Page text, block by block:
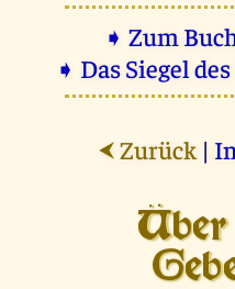
➧ Zum
➧ Das Siegel
⮜ Zurück |
Über